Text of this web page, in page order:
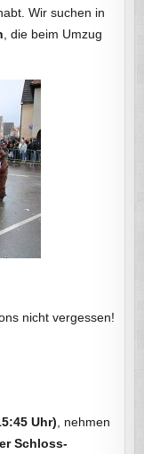
Wir suchen in
, die beim Umzug
nicht vergessen!
Uhr) , nehmen
Schloss-